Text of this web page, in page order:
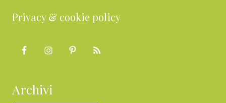
Privacy & cookie policy
Archivi